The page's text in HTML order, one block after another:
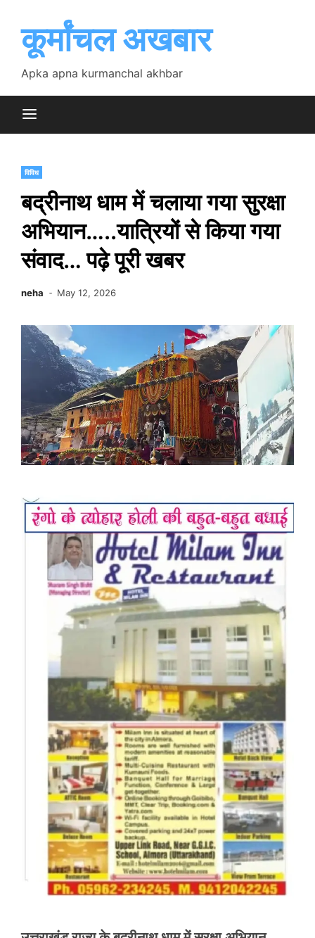
contentकूर्मांचल अखबार
Apka apna kurmanchal akhbar
विविध
बद्रीनाथ धाम में चलाया गया सुरक्षा
अभियान…..यात्रियों से किया गया
संवाद… पढ़े पूरी खबर
neha May 12, 2026